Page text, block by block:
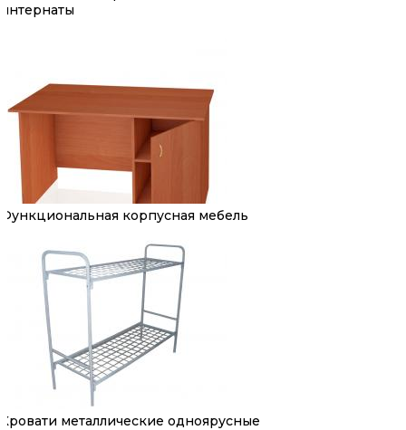
интернаты
Функциональная корпусная мебель
Кровати металлические одноярусные